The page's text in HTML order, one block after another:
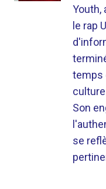
Youth,
le rap
temps
Son
se